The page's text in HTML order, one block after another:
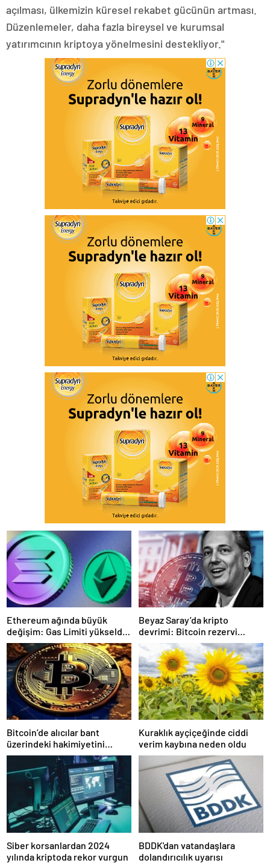
açılması, ülkemizin küresel rekabet gücünün artması.
Düzenlemeler, daha fazla bireysel ve kurumsal
yatırımcının kriptoya yönelmesini destekliyor."
Ethereum ağında büyük
değişim: Gas Limiti yükseldi,
işlem ücretleri düşebilir mi?
Beyaz Saray’da kripto
devrimi: Bitcoin rezervi
gerçek olabilir mi?
Bitcoin’de alıcılar bant
üzerindeki hakimiyetini
kaybetti
Kuraklık ayçiçeğinde ciddi
verim kaybına neden oldu
Siber korsanlardan 2024
yılında kriptoda rekor vurgun
BDDK'dan vatandaşlara
dolandırıcılık uyarısı